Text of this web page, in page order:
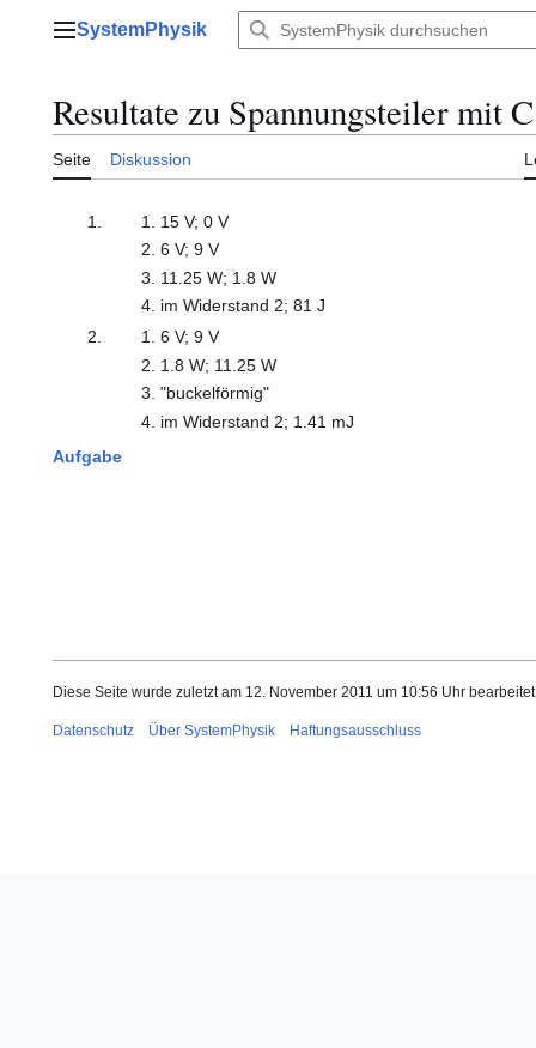
Hauptmenü
SystemPhysik
Resultate zu Spannungsteiler mit
Seite Diskussion
15 V; 0 V
6 V; 9 V
11.25 W; 1.8 W
im Widerstand 2; 81 J
6 V; 9 V
1.8 W; 11.25 W
"buckelförmig"
im Widerstand 2; 1.41 mJ
Aufgabe
Diese Seite wurde zuletzt am 12. November 2011 um 10:56 Uhr
Datenschutz Über SystemPhysik Haftungsausschluss